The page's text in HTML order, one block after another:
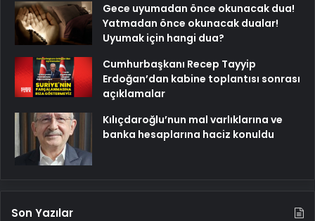
Gece uyumadan önce okunacak dua!
Yatmadan önce okunacak dualar!
Uyumak için hangi dua?
Cumhurbaşkanı Recep Tayyip
Erdoğan’dan kabine toplantısı sonrası
açıklamalar
Kılıçdaroğlu’nun mal varlıklarına ve
banka hesaplarına haciz konuldu
Son Yazılar